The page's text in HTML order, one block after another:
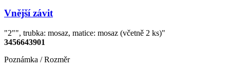
Vnější závit
"2"", trubka: mosaz, matice: mosaz (včetně 2 ks)"
3456643901
Poznámka / Rozměr